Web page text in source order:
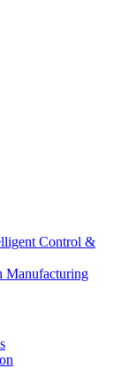
Control &
Manufacturing